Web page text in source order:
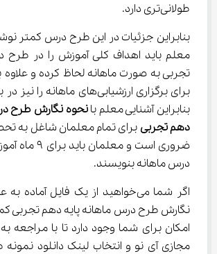
طولانی‌تری دارد.
معلم باید اهداف کلی آموزش را در طرح
تجربی به صورت ماهانه لحاظ کرده و علاوه
برای برگزاری ارزشیابی‌های ماهانه
بنابراین آشنایی معلم با نحوه نگارش طرح
دهم تجربی برای تمام معلمان شاغل به
ضروری است و
درس ماهانه بنویسند.
اگر شما می‌خواهید از یک فایل آماده
نگارش طرح درس ماهانه پایه دهم تجربی
امکان برای شما وجود دارد تا با مراجعه
مجازی آی نو و انتخاب لینک دانلود